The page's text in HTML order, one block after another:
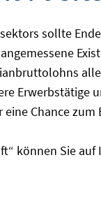
sollte
Erwerbstätige
Chance
können Sie